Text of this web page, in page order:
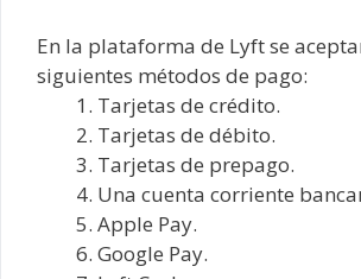
En la plataforma de Lyft se
siguientes métodos de pago:
Tarjetas de crédito.
Tarjetas de débito.
Tarjetas de prepago.
Una cuenta corriente
Apple Pay.
Google Pay.